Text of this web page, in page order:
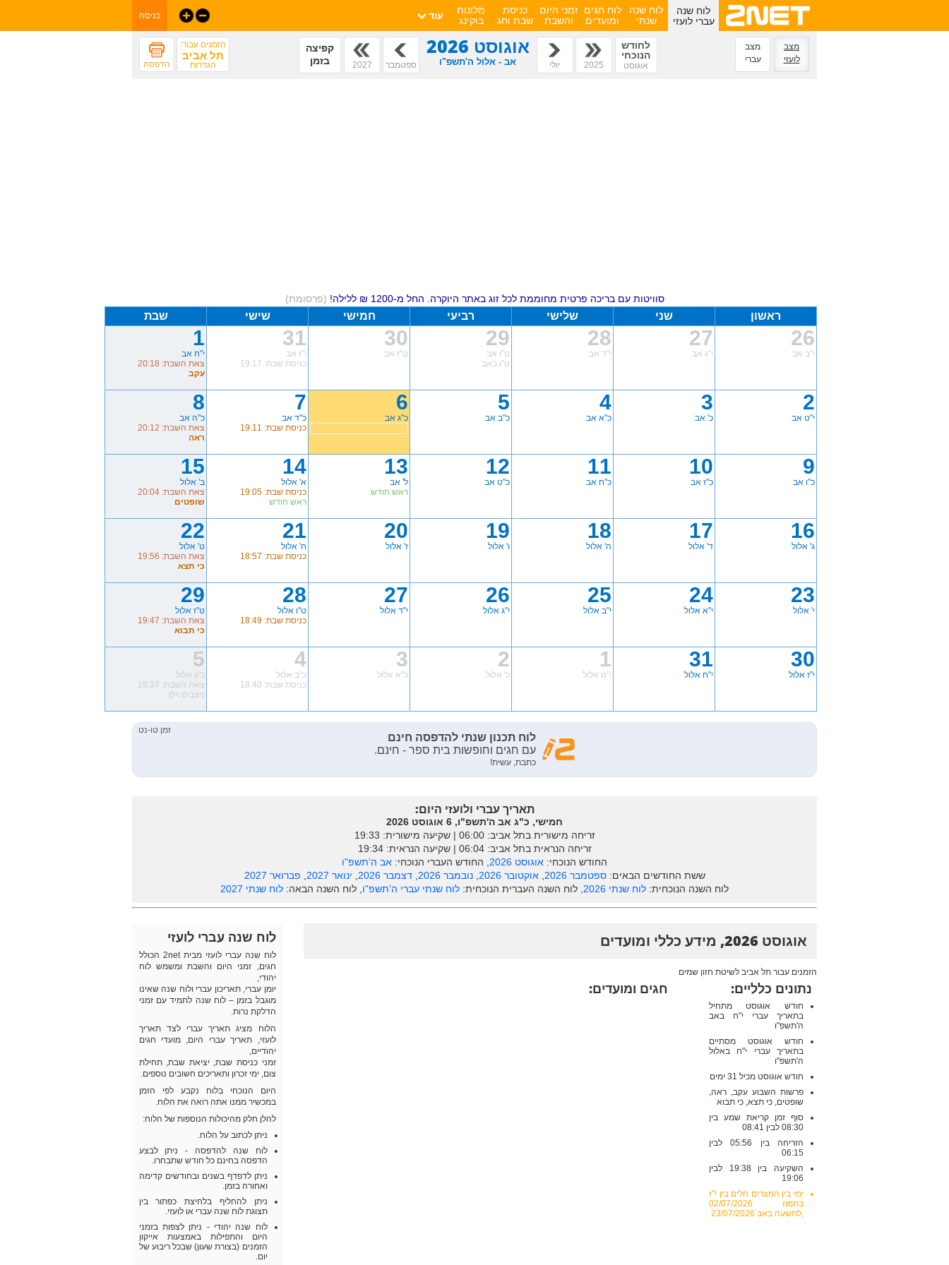
לוח שנה
עברי לועזי
לוח שנה
שנתי
לוח חגים
ומועדים
זמני היום
והשבת
כניסת
שבת וחג
מלונות
בוקינג
עוד כניסה
מצב
לועזי
מצב
עברי
הזמנים עבור:
תל אביב
הגדרות הדפסה
לחודש
הנוכחי
אוגוסט 2025 יולי
אוגוסט 2026
אב - אלול ה'תשפ"ו ספטמבר 2027
קפיצה
בזמן
סוויטות עם בריכה פרטית מחוממת לכל זוג באתר היוקרה. החל מ-1200 ₪ ללילה! (פרסומת)
ראשון שני שלישי רביעי חמישי שישי שבת
26
י"ב אב
27
י"ג אב
28
י"ד אב
29
ט"ו אב
ט"ו באב
30
ט"ז אב
31
י"ז אב
כניסת שבת: 19:17
1
י"ח אב
צאת השבת: 20:18
עקב
2
י"ט אב
3
כ' אב
4
כ"א אב
5
כ"ב אב
6
כ"ג אב
7
כ"ד אב
כניסת שבת: 19:11
8
כ"ה אב
צאת השבת: 20:12
ראה
9
כ"ו אב
10
כ"ז אב
11
כ"ח אב
12
כ"ט אב
13
ל' אב
ראש חודש
14
א' אלול
כניסת שבת: 19:05
ראש חודש
15
ב' אלול
צאת השבת: 20:04
שופטים
16
ג' אלול
17
ד' אלול
18
ה' אלול
19
ו' אלול
20
ז' אלול
21
ח' אלול
כניסת שבת: 18:57
22
ט' אלול
צאת השבת: 19:56
כי תצא
23
י' אלול
24
י"א אלול
25
י"ב אלול
26
י"ג אלול
27
י"ד אלול
28
ט"ו אלול
כניסת שבת: 18:49
29
ט"ז אלול
צאת השבת: 19:47
כי תבוא
30
י"ז אלול
31
י"ח אלול
1
י"ט אלול
2
כ' אלול
3
כ"א אלול
4
כ"ב אלול
כניסת שבת: 18:40
5
כ"ג אלול
צאת השבת: 19:37
ניצבים וילך
תאריך עברי ולועזי היום:
חמישי, כ"ג אב ה'תשפ"ו, 6 אוגוסט 2026
זריחה מישורית בתל אביב: ‎06:00 | שקיעה מישורית: 19:33
זריחה הנראית בתל אביב: ‎06:04 | שקיעה הנראית: 19:34
החודש הנוכחי: אוגוסט 2026 , החודש העברי הנוכחי: אב ה'תשפ"ו
ששת החודשים הבאים:ספטמבר 2026 ,אוקטובר 2026 ,נובמבר 2026 ,דצמבר 2026 ינואר 2027
פברואר 2027
לוח השנה הנוכחית: לוח שנתי 2026 , לוח השנה העברית הנוכחית: לוח שנתי עברי ה'תשפ"ו , לוח השנה הבאה: לוח שנתי 2027
אוגוסט 2026, מידע כללי ומועדים
הזמנים עבור תל אביב לשיטת חזון שמים
נתונים כלליים:
חודש אוגוסט מתחיל
בתאריך עברי י"ח באב
ה'תשפ"ו
חודש אוגוסט מסתיים
בתאריך עברי י"ח באלול
ה'תשפ"ו
חודש אוגוסט מכיל 31 ימים
פרשות השבוע עקב, ראה,
שופטים, כי תצא, כי תבוא
סוף זמן קריאת שמע בין
08:30 לבין 08:41
הזריחה בין 05:56 לבין
06:15
השקיעה בין 19:38 לבין
19:06
ימי בין המצרים חלים בין י"ז
בתמוז 02/07/2026
,לתשעה באב 23/07/2026
חגים ומועדים:
לוח שנה עברי לועזי
לוח שנה עברי לועזי מבית 2net הכולל
חגים, זמני היום והשבת ומשמש לוח
יהודי,
יומן עברי, תאריכון עברי ולוח שנה שאינו
מוגבל בזמן – לוח שנה לתמיד עם זמני
הדלקת נרות.
הלוח מציג תאריך עברי לצד תאריך
לועזי, תאריך עברי היום, מועדי חגים
יהודיים,
זמני כניסת שבת, יציאת שבת, תחילת
צום, ימי זכרון ותאריכים חשובים נוספים.
היום הנוכחי בלוח נקבע לפי הזמן
במכשיר ממנו אתה רואה את הלוח.
להלן חלק מהיכולות הנוספות של הלוח:
ניתן לכתוב על הלוח.
לוח שנה להדפסה - ניתן לבצע
הדפסה בחינם כל חודש שתבחרו.
ניתן לדפדף בשנים ובחודשים קדימה
ואחורה בזמן.
ניתן להחליף בלחיצת כפתור בין
תצוגת לוח שנה עברי או לועזי.
לוח שנה יהודי - ניתן לצפות בזמני
היום והתפילות באמצעות אייקון
הזמנים (בצורת שעון) שבכל ריבוע של
יום.